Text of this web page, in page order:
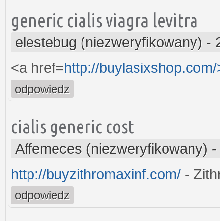
generic cialis viagra levitra
elestebug (niezweryfikowany) -
<a href=http://
odpowiedz
cialis generic cost
Affemeces (niezweryfikowany) -
http://buyzithromaxinf.com/ -
odpowiedz